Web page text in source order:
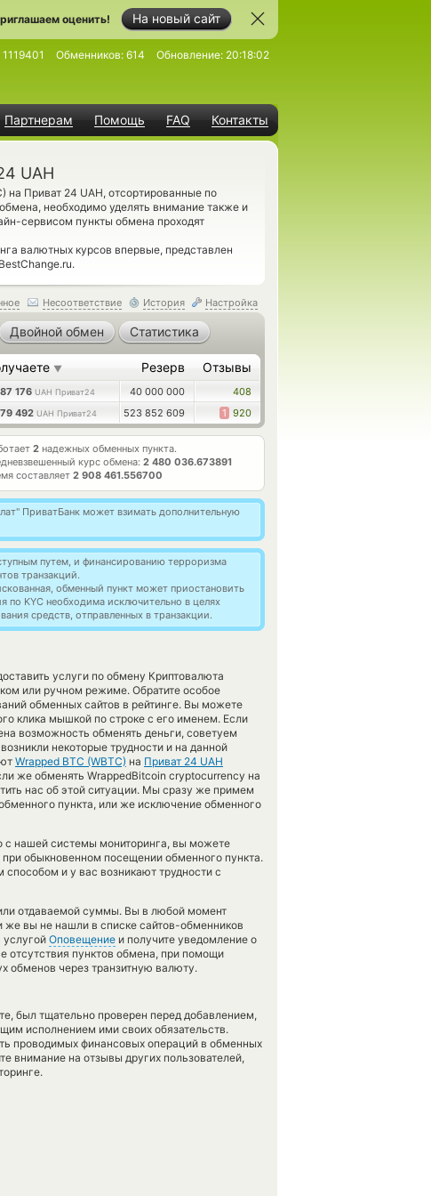
На новый сайт
оценить!
Партнерам Помощь FAQ Контакты
1119401 Обменников: 614 Обновление: 20:18:02
UAH
на Приват 24 UAH, отсортированные по
необходимо уделять внимание также и
сервисом пункты обмена проходят
валютных курсов впервые, представлен
Несоответствие История Настройка
Двойной обмен Статистика
▼ Резерв Отзывы
176 UAH Приват24 40 000 000
408
492 UAH Приват24 523 852 609 1 920
2 надежных обменных пункта.
курс обмена: 2 480 036.673891
составляет 2 908 461.556700
ПриватБанк может взимать дополнительную
путем, и финансированию терроризма
транзакций.
обменный пункт может приостановить
по KYC необходима исключительно в целях
средств, отправленных в транзакции.
услуги по обмену Криптовалюта
или ручном режиме. Обратите особое
обменных сайтов в рейтинге. Вы можете
клика мышкой по строке с его именем. Если
возможность обменять деньги, советуем
некоторые трудности и на данной
Wrapped BTC (WBTC) на Приват 24 UAH
же обменять WrappedBitcoin cryptocurrency на
нас об этой ситуации. Мы сразу же примем
пункта, или же исключение обменного
с нашей системы мониторинга, вы можете
обыкновенном посещении обменного пункта.
и у вас возникают трудности с
отдаваемой суммы. Вы в любой момент
же вы не нашли в списке сайтов-обменников
услугой Оповещение и получите уведомление о
отсутствия пунктов обмена, при помощи
обменов через транзитную валюту.
был тщательно проверен перед добавлением,
исполнением ими своих обязательств.
проводимых финансовых операций в обменных
внимание на отзывы других пользователей,